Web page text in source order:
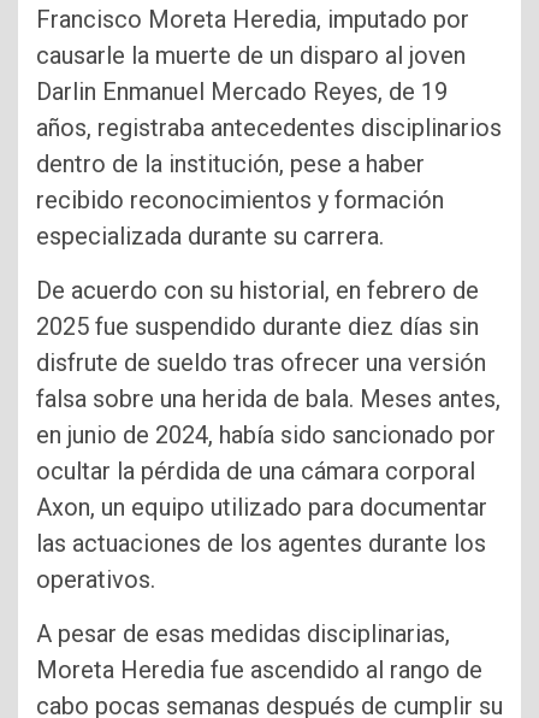
Francisco Moreta Heredia, imputado por
causarle la muerte de un disparo al joven
Darlin Enmanuel Mercado Reyes, de 19
años, registraba antecedentes disciplinarios
dentro de la institución, pese a haber
recibido reconocimientos y formación
especializada durante su carrera.
De acuerdo con su historial, en febrero de
2025 fue suspendido durante diez días sin
disfrute de sueldo tras ofrecer una versión
falsa sobre una herida de bala. Meses antes,
en junio de 2024, había sido sancionado por
ocultar la pérdida de una cámara corporal
Axon, un equipo utilizado para documentar
las actuaciones de los agentes durante los
operativos.
A pesar de esas medidas disciplinarias,
Moreta Heredia fue ascendido al rango de
cabo pocas semanas después de cumplir su